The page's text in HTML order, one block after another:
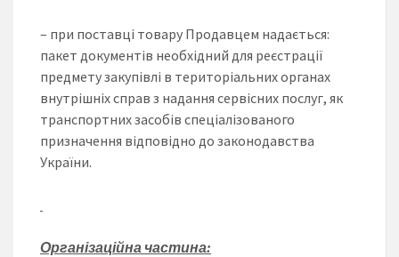
– при поставці товару Продавцем надається:
пакет документів необхідний для реєстрації
предмету закупівлі в територіальних органах
внутрішніх справ з надання сервісних послуг, як
транспортних засобів спеціалізованого
призначення відповідно до законодавства
України.
Організаційна частина: